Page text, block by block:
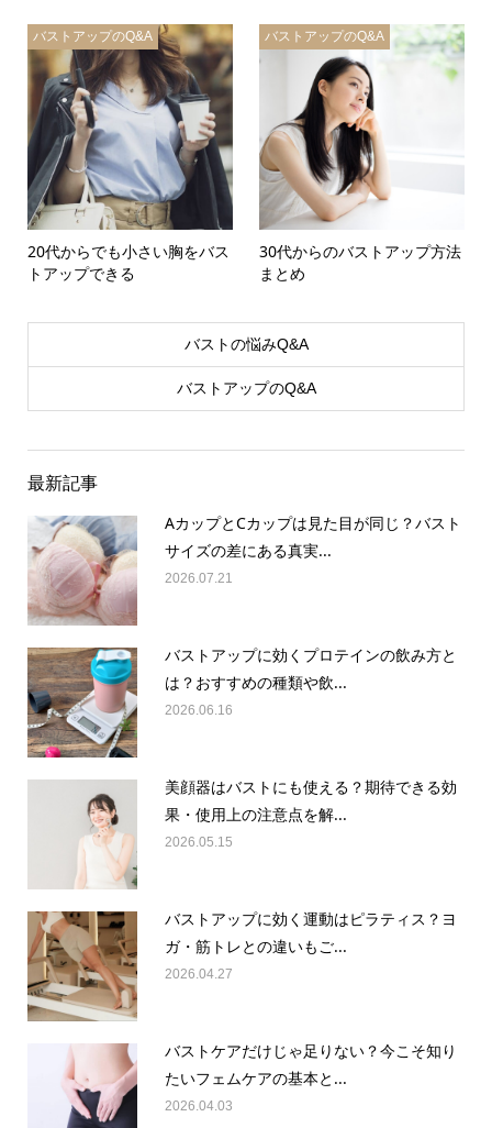
バストアップのQ&A
20代からでも小さい胸をバス
トアップできる
バストアップのQ&A
30代からのバストアップ方法
まとめ
バストの悩みQ&A
バストアップのQ&A
最新記事
AカップとCカップは見た目が同じ？バスト
サイズの差にある真実...
2026.07.21
バストアップに効くプロテインの飲み方と
は？おすすめの種類や飲...
2026.06.16
美顔器はバストにも使える？期待できる効
果・使用上の注意点を解...
2026.05.15
バストアップに効く運動はピラティス？ヨ
ガ・筋トレとの違いもご...
2026.04.27
バストケアだけじゃ足りない？今こそ知り
たいフェムケアの基本と...
2026.04.03